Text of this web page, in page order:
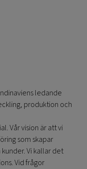
ledande
produktion och
Vår vision är att vi
som skapar
Vi kallar det
Vid frågor